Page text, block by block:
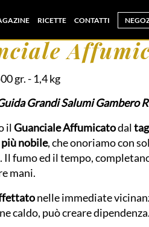
RICETTE CONTATTI
gr.- 1,4 kg
Grandi Salumi Gambero
ilGuanciale Affumicatodal
più nobile, che onoriamo con
Il fumo ed il tempo,
mani.
nelle immediate
caldo, può creare dipendenza.